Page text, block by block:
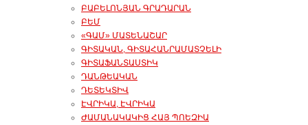
ԲԱԲԵԼՈՆՅԱՆ ԳՐԱԴԱՐԱՆ
ԲԵՄ
«ԳԱՄ» ՄԱՏԵՆԱՇԱՐ
ԳԻՏԱԿԱՆ, ԳԻՏԱՀԱՆՐԱՄԱՏՉԵԼԻ
ԳԻՏԱՖԱՆՏԱՍՏԻԿ
ԴԱՆԹԵԱԿԱՆ
ԴԵՏԵԿՏԻՎ
ԷՎՐԻԿԱ, ԷՎՐԻԿԱ
ԺԱՄԱՆԱԿԱԿԻՑ ՀԱՅ ՊՈԵԶԻԱ